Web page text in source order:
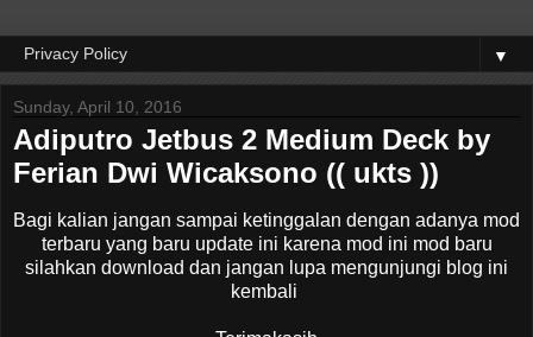
▼
Sunday, April 10, 2016
Adiputro Jetbus 2 Medium Deck by
Ferian Dwi Wicaksono (( ukts ))
Bagi kalian jangan sampai ketinggalan dengan adanya mod
terbaru yang baru update ini karena mod ini mod baru
silahkan download dan jangan lupa mengunjungi blog ini
kembali